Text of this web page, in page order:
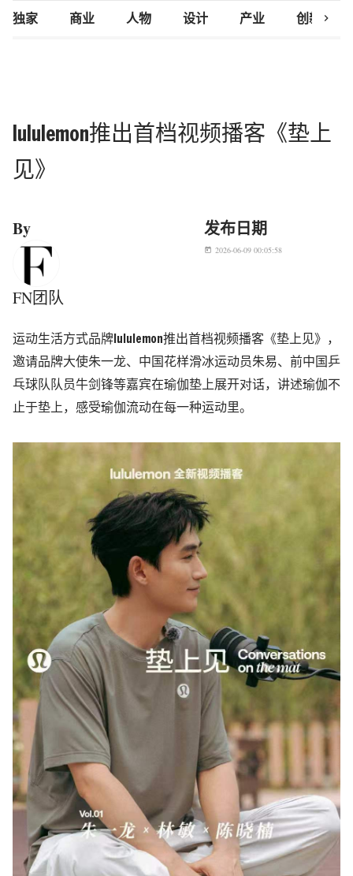
独家 商业 人物 设计 产业 创新研究
chevron_right
lululemon推出首档视频播客《垫上
见》
By
FN团队
发布日期
today 2026-06-09 00:05:58
运动生活方式品牌 lululemon推出首档视频播客《垫上见》，
邀请品牌大使朱一龙、中国花样滑冰运动员朱易、前中国乒
乓球队队员牛剑锋等嘉宾在瑜伽垫上展开对话，讲述瑜伽不
止于垫上，感受瑜伽流动在每一种运动里。